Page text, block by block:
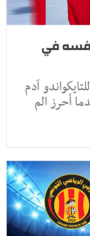
في
آدم
أحرز الم